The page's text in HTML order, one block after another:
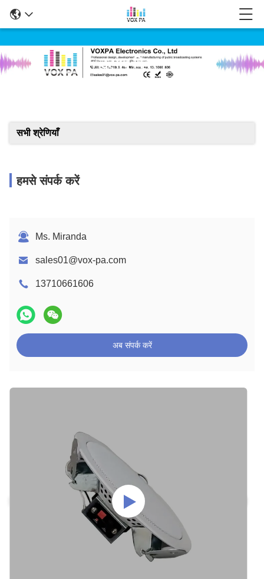
उत्पाद विवरण
सभी श्रेणियाँ
हमसे संपर्क करें
Ms. Miranda
sales01@vox-pa.com
13710661606
अब संपर्क करें